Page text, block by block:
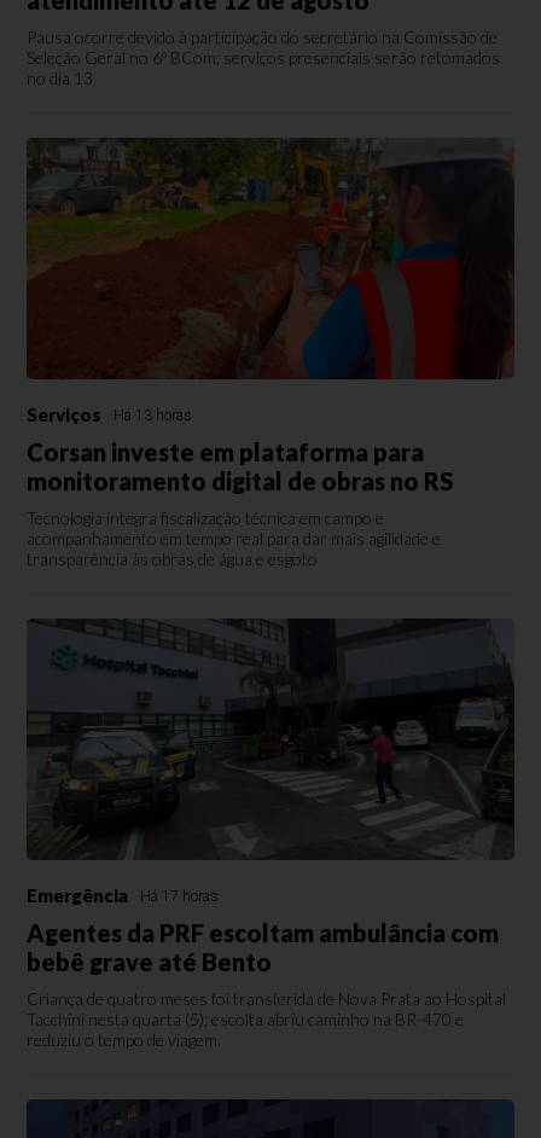
Pausa ocorre devido à participação do secretário na Comissão de
Seleção Geral no 6º BCom; serviços presenciais serão retomados
no dia 13
Serviços Há 13 horas
Corsan investe em plataforma para
monitoramento digital de obras no RS
Tecnologia integra fiscalização técnica em campo e
acompanhamento em tempo real para dar mais agilidade e
transparência às obras de água e esgoto
Emergência Há 17 horas
Agentes da PRF escoltam ambulância com
bebê grave até Bento
Criança de quatro meses foi transferida de Nova Prata ao Hospital
Tacchini nesta quarta (5); escolta abriu caminho na BR-470 e
reduziu o tempo de viagem.